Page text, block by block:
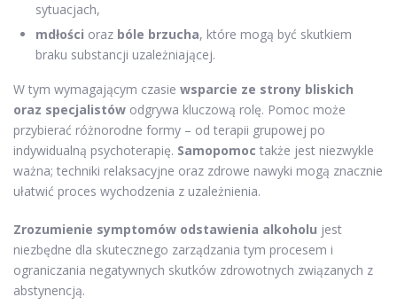
sytuacjach,
mdłości oraz bóle brzucha, które mogą być skutkiem
braku substancji uzależniającej.
W tym wymagającym czasie wsparcie ze strony bliskich
oraz specjalistów odgrywa kluczową rolę. Pomoc może
przybierać różnorodne formy – od terapii grupowej po
indywidualną psychoterapię. Samopomoc także jest niezwykle
ważna; techniki relaksacyjne oraz zdrowe nawyki mogą znacznie
ułatwić proces wychodzenia z uzależnienia.
Zrozumienie symptomów odstawienia alkoholu jest
niezbędne dla skutecznego zarządzania tym procesem i
ograniczania negatywnych skutków zdrowotnych związanych z
abstynencją.